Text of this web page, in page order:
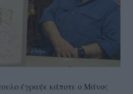
έγραψε κάποτε ο Μάνος